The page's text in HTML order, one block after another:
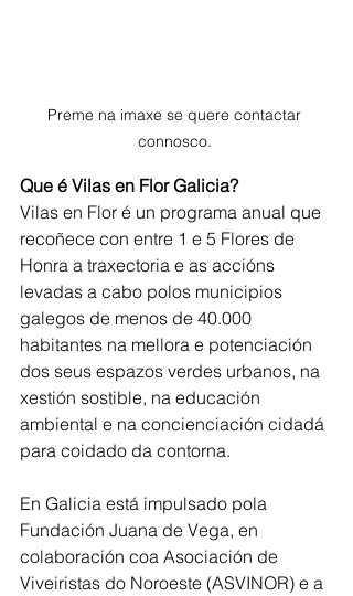
Preme na imaxe se quere contactar
connosco.
Que é Vilas en Flor Galicia?
Vilas en Flor é un programa anual que
recoñece con entre 1 e 5 Flores de
Honra a traxectoria e as accións
levadas a cabo polos municipios
galegos de menos de 40.000
habitantes na mellora e potenciación
dos seus espazos verdes urbanos, na
xestión sostible, na educación
ambiental e na concienciación cidadá
para coidado da contorna.
En Galicia está impulsado pola
Fundación Juana de Vega, en
colaboración coa Asociación de
Viveiristas do Noroeste (ASVINOR) e a